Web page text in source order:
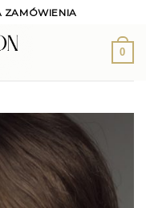
ZAMÓWIENIA
0